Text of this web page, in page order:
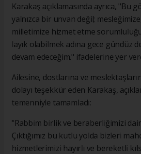
Karakaş açıklamasında ayrıca, "Bu
yalnızca bir unvan değil;
milletimize hizmet etme
layık olabilmek adına gece gündüz
devam edeceğim." ifadelerine yer
Ailesine, dostlarına ve
dolayı teşekkür eden Karakaş,
temenniyle tamamladı:
"Rabbim birlik ve beraberliğimizi
Çıktığımız bu kutlu yolda bizleri
hizmetlerimizi hayırlı ve bereketli